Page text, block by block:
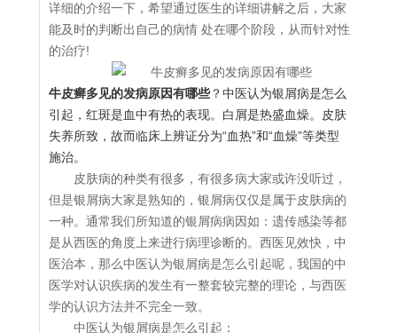
详细的介绍一下，希望通过医生的详细讲解之后，大家
能及时的判断出自己的病情 处在哪个阶段，从而针对性
的治疗!
牛皮癣多见的发病原因有哪些？中医认为银屑病是怎么
引起，红斑是血中有热的表现。白屑是热盛血燥。皮肤
失养所致，故而临床上辨证分为“血热”和“血燥”等类型
施治。
皮肤病的种类有很多，有很多病大家或许没听过，
但是银屑病大家是熟知的，银屑病仅仅是属于皮肤病的
一种。通常我们所知道的银屑病病因如：遗传感染等都
是从西医的角度上来进行病理诊断的。西医见效快，中
医治本，那么中医认为银屑病是怎么引起呢，我国的中
医学对认识疾病的发生有一整套较完整的理论，与西医
学的认识方法并不完全一致。
中医认为银屑病是怎么引起：